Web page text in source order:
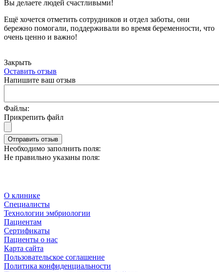
Вы делаете людей счастливыми!
Ещё хочется отметить сотрудников и отдел заботы, они
бережно помогали, поддерживали во время беременности, что
очень ценно и важно!
Закрыть
Оставить отзыв
Напишите ваш отзыв
Файлы:
Прикрепить файл
Отправить отзыв
Необходимо заполнить поля:
Не правильно указаны поля:
О клинике
Специалисты
Технологии эмбриологии
Пациентам
Сертификаты
Пациенты о нас
Карта сайта
Пользовательское соглашение
Политика конфиденциальности